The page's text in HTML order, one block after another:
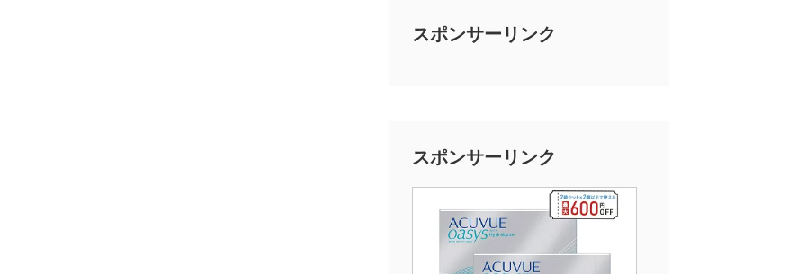
スポンサーリンク
スポンサーリンク